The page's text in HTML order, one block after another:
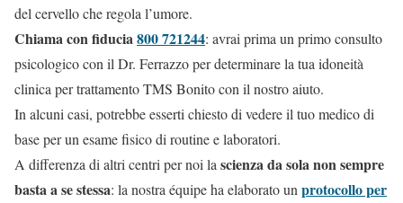
del cervello che regola l’umore.
Chiama con fiducia800 721244: avrai prima un primo consulto
psicologico con il Dr. Ferrazzo per determinare la tua idoneità
clinica per trattamento TMS Bonito con il nostro aiuto.
In alcuni casi, potrebbe esserti chiesto di vedere il tuo medico di
base per un esame fisico di routine e laboratori.
A differenza di altri centri per noi la scienza da sola non sempre
basta a se stessa: la nostra équipe ha elaborato un protocollo per